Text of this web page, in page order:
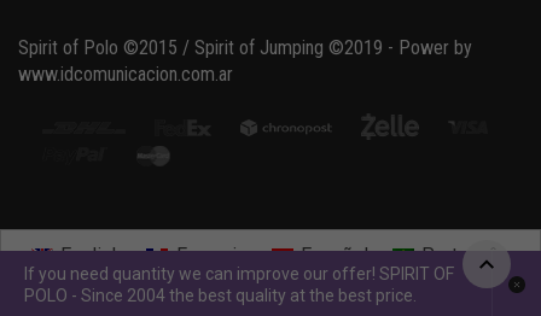
Spirit of Polo ©2015 / Spirit of Jumping ©2019 - Power by
www.idcomunicacion.com.ar
If you need quantity we can improve our offer! SPIRIT OF
POLO - Since 2004 the best quality at the best price.
English Français Español Português